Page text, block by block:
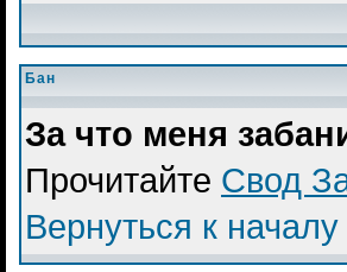
Бан
За что меня
Прочитайте Свод
Вернуться к началу